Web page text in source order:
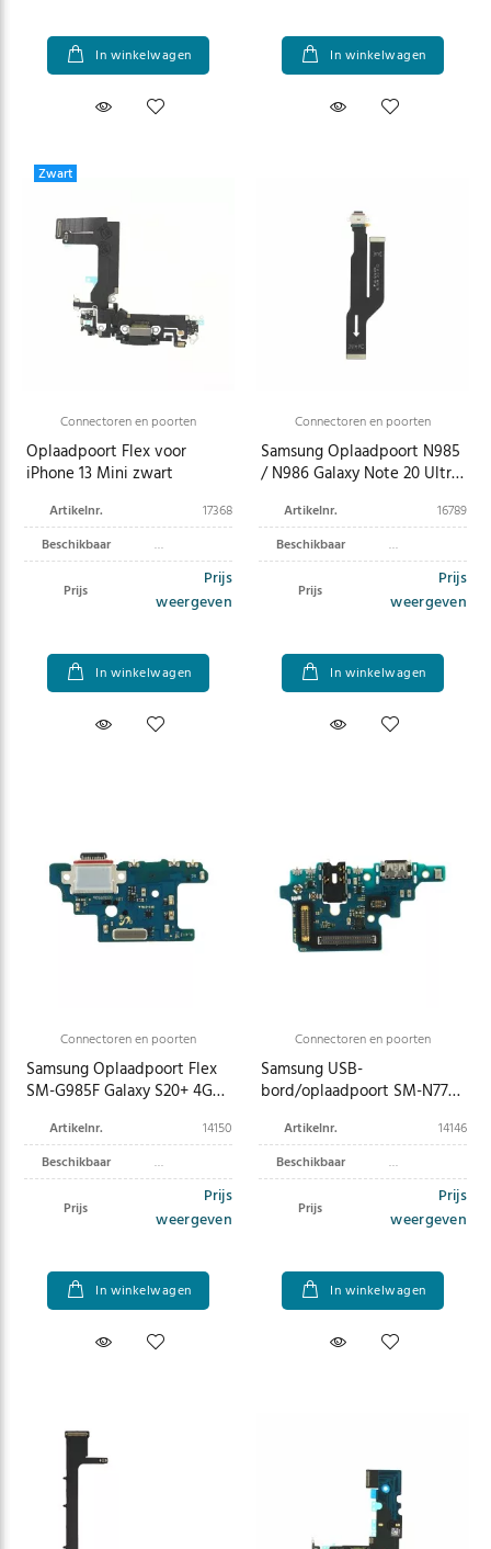
In winkelwagen In winkelwagen
Zwart
Connectoren en poorten
Oplaadpoort Flex voor
iPhone 13 Mini zwart
Artikelnr.
17368
Beschikbaar
Prijs
Prijs
weergeven
In winkelwagen
Connectoren en poorten
Samsung Oplaadpoort N985
/ N986 Galaxy Note 20 Ultra
Artikelnr.
16789
Beschikbaar
Prijs
Prijs
weergeven
In winkelwagen
Connectoren en poorten
Samsung Oplaadpoort Flex
SM-G985F Galaxy S20+ 4G
Artikelnr.
14150
Beschikbaar
Prijs
Prijs
weergeven
In winkelwagen
Connectoren en poorten
Samsung USB-
bord/oplaadpoort SM-N770F
13050A
Artikelnr.
14146
Beschikbaar
Prijs
Prijs
weergeven
In winkelwagen